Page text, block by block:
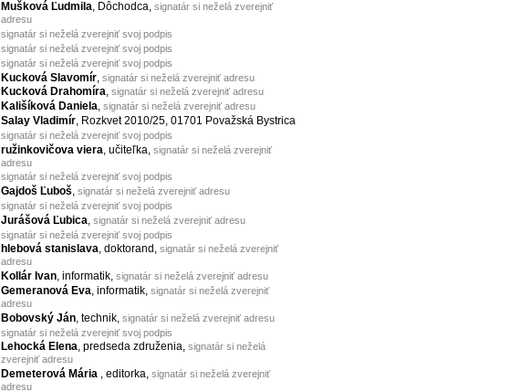
Mušková Ľudmila, Dôchodca, signatár si neželá zverejniť
adresu
signatár si neželá zverejniť svoj podpis
signatár si neželá zverejniť svoj podpis
signatár si neželá zverejniť svoj podpis
Kucková Slavomír signatár si neželá zverejniť adresu
Kucková Drahomíra, signatár si neželá zverejniť adresu
Kališíková Daniela, signatár si neželá zverejniť adresu
Salay Vladimír, Rozkvet 2010/25, 01701 Považská Bystrica
signatár si neželá zverejniť svoj podpis
ružinkovičova viera , učiteľka, signatár si neželá zverejniť
adresu
signatár si neželá zverejniť svoj podpis
Gajdoš Ľuboš, signatár si neželá zverejniť adresu
signatár si neželá zverejniť svoj podpis
Jurášová Ľubica, signatár si neželá zverejniť adresu
signatár si neželá zverejniť svoj podpis
hlebová stanislava, doktorand, signatár si neželá zverejniť
adresu
Kollár Ivan, informatik, signatár si neželá zverejniť adresu
Gemeranová Eva, informatik, signatár si neželá zverejniť
adresu
Bobovský Ján , technik, signatár si neželá zverejniť adresu
signatár si neželá zverejniť svoj podpis
Lehocká Elena, predseda združenia, signatár si neželá
zverejniť adresu
Demeterová Mária , editorka, signatár si neželá zverejniť
adresu